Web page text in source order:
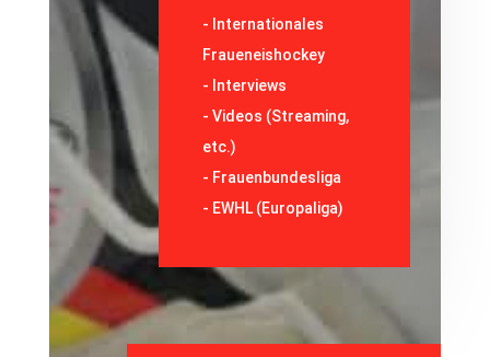
- Internationales
Fraueneishockey
- Interviews
-Videos (Streaming,
etc.)
- Frauenbundesliga
- EWHL (Europaliga)